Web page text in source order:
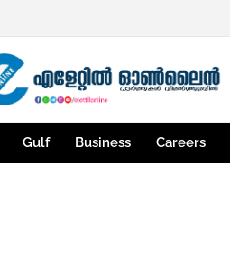
Gulf Business Careers